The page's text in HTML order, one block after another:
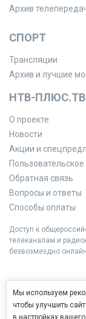
Архив
СПОРТ
Трансляции
Архив и лучшие
НТВ-ПЛЮС.ТВ
О проекте
Новости
Акции и
Обратная связь
Вопросы и ответы
Способы оплаты
Доступ к
телеканалам и
безвозмездно
Мы используем
чтобы улучшить
в настройках